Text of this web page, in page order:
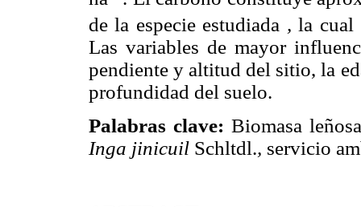
de la especie estudiada , la cual
Las variables de mayor
pendiente y altitud del sitio, la
profundidad del suelo.
Palabras clave: Biomasa
Inga jinicuil Schltdl., servicio